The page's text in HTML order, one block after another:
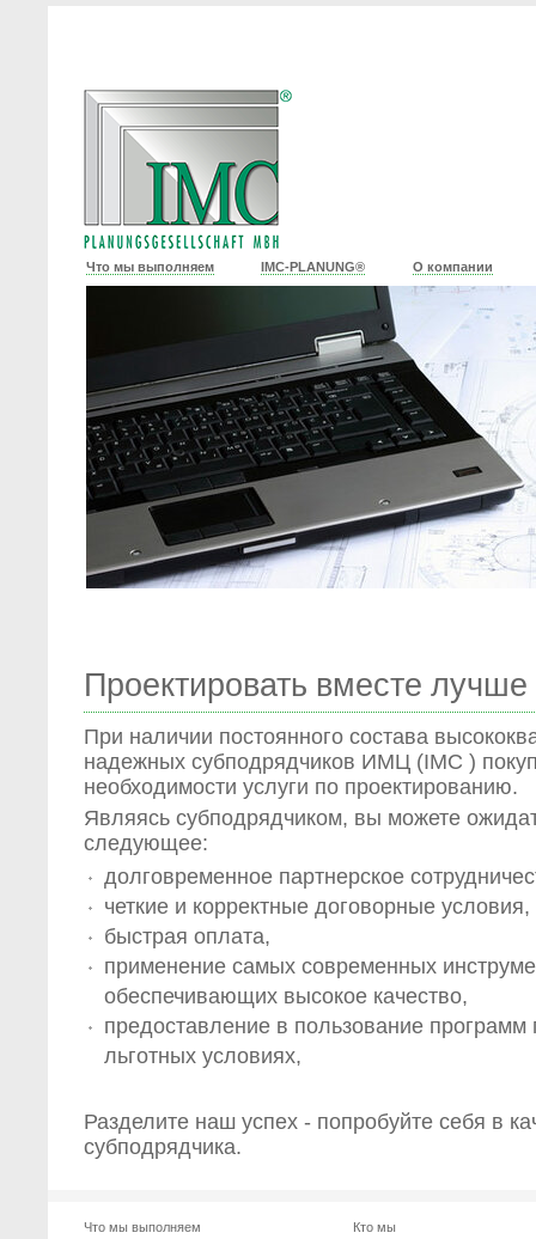
Что мы выполняем IMC-PLANUNG® О компании
Проектировать вместе лучше
При наличии постоянного состава
надежных субподрядчиков ИМЦ (IMC )
необходимости услуги по проектированию.
Являясь субподрядчиком, вы можете
следующее:
долговременное партнерское
четкие и корректные договорные условия,
быстрая оплата,
применение самых современных
обеспечивающих высокое качество,
предоставление в пользование
льготных условиях,
Разделите наш успех - попробуйте себя в
субподрядчика.
Что мы выполняем
Кто мы